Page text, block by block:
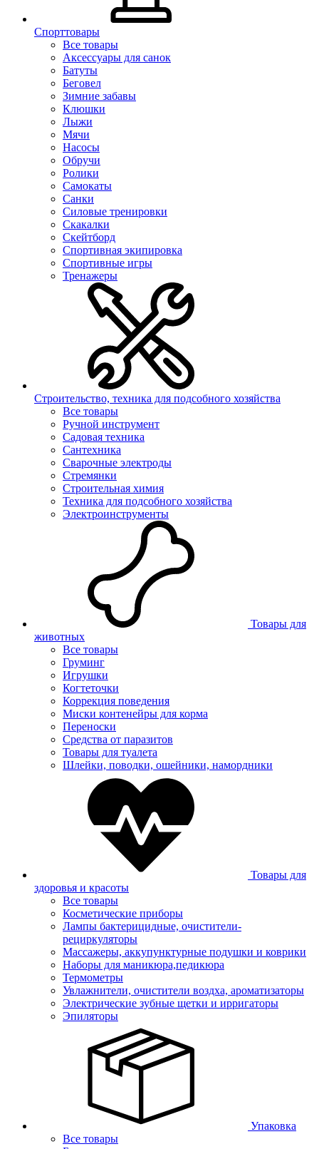
Спорттовары
Все товары
Аксессуары для санок
Батуты
Беговел
Зимние забавы
Клюшки
Лыжи
Мячи
Насосы
Обручи
Ролики
Самокаты
Санки
Силовые тренировки
Скакалки
Скейтборд
Спортивная экипировка
Спортивные игры
Тренажеры
Строительство, техника для подсобного хозяйства
Все товары
Ручной инструмент
Садовая техника
Сантехника
Сварочные электроды
Стремянки
Строительная химия
Техника для подсобного хозяйства
Электроинструменты
Товары для
животных
Все товары
Груминг
Игрушки
Когтеточки
Коррекция поведения
Миски контенейры для корма
Переноски
Средства от паразитов
Товары для туалета
Шлейки, поводки, ошейники, намордники
Товары для
здоровья и красоты
Все товары
Косметические приборы
Лампы бактерицидные, очистители-
рециркуляторы
Массажеры, аккупунктурные подушки и коврики
Наборы для маникюра,педикюра
Термометры
Увлажнители, очистители воздха, ароматизаторы
Электрические зубные щетки и ирригаторы
Эпиляторы
Упаковка
Все товары